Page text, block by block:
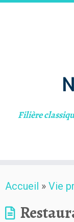
to
content
Filière
Accueil » Vie